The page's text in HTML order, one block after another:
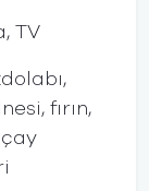
TV
fırın,
çay